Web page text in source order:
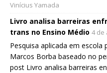
Vinícius Yamada
Livro analisa barreiras
trans no Ensino Médio 4 de
Pesquisa aplicada em escola
Marcos Borba baseado no
post Livro analisa barreiras